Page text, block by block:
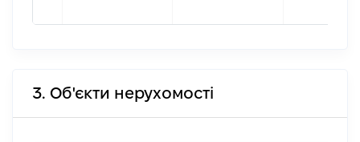
3. Об'єкти нерухомості